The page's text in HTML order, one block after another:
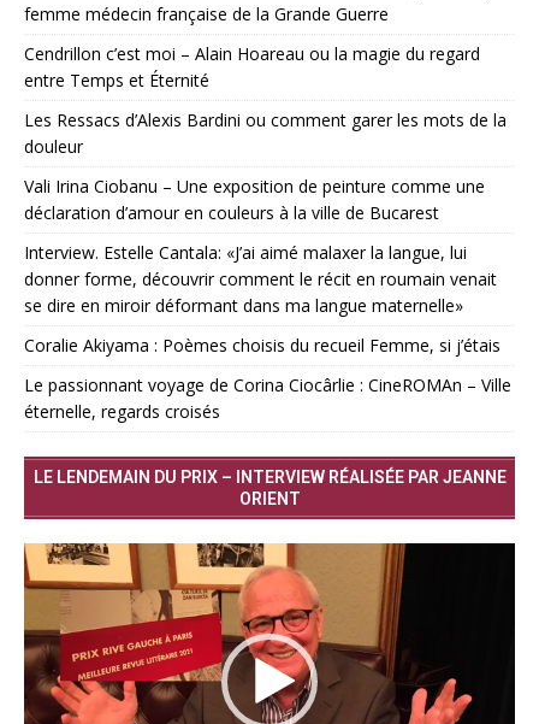
femme médecin française de la Grande Guerre
Cendrillon c’est moi – Alain Hoareau ou la magie du regard
entre Temps et Éternité
Les Ressacs d’Alexis Bardini ou comment garer les mots de la
douleur
Vali Irina Ciobanu – Une exposition de peinture comme une
déclaration d’amour en couleurs à la ville de Bucarest
Interview. Estelle Cantala: «J’ai aimé malaxer la langue, lui
donner forme, découvrir comment le récit en roumain venait
se dire en miroir déformant dans ma langue maternelle»
Coralie Akiyama : Poèmes choisis du recueil Femme, si j’étais
Le passionnant voyage de Corina Ciocârlie : CineROMAn – Ville
éternelle, regards croisés
LE LENDEMAIN DU PRIX – INTERVIEW RÉALISÉE PAR JEANNE
ORIENT
Lecteur
vidéo